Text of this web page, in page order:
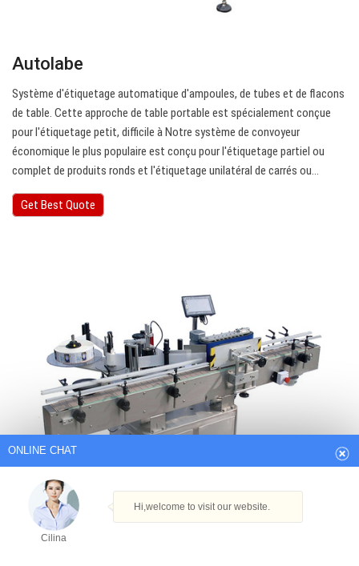
Autolabe
Système d'étiquetage automatique d'ampoules, de tubes et de flacons
de table. Cette approche de table portable est spécialement conçue
pour l'étiquetage petit, difficile à Notre système de convoyeur
économique le plus populaire est conçu pour l'étiquetage partiel ou
complet de produits ronds et l'étiquetage unilatéral de carrés ou…
Get Best Quote
Hi,welcome to visit our website.
Cilina